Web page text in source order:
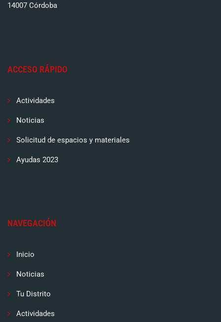
14007 Córdoba
ACCESO RÁPIDO
Actividades
Noticias
Solicitud de espacios y materiales
Ayudas 2023
NAVEGACIÓN
Inicio
Noticias
Tu Distrito
Actividades